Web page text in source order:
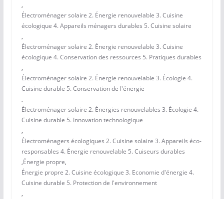
,
Électroménager solaire 2. Énergie renouvelable 3. Cuisine
écologique 4. Appareils ménagers durables 5. Cuisine solaire
,
Électroménager solaire 2. Énergie renouvelable 3. Cuisine
écologique 4. Conservation des ressources 5. Pratiques durables
,
Électroménager solaire 2. Énergie renouvelable 3. Écologie 4.
Cuisine durable 5. Conservation de l'énergie
,
Électroménager solaire 2. Énergies renouvelables 3. Écologie 4.
Cuisine durable 5. Innovation technologique
,
Électroménagers écologiques 2. Cuisine solaire 3. Appareils éco-
responsables 4. Énergie renouvelable 5. Cuiseurs durables
,Énergie propre,
Énergie propre 2. Cuisine écologique 3. Economie d'énergie 4.
Cuisine durable 5. Protection de l'environnement
,